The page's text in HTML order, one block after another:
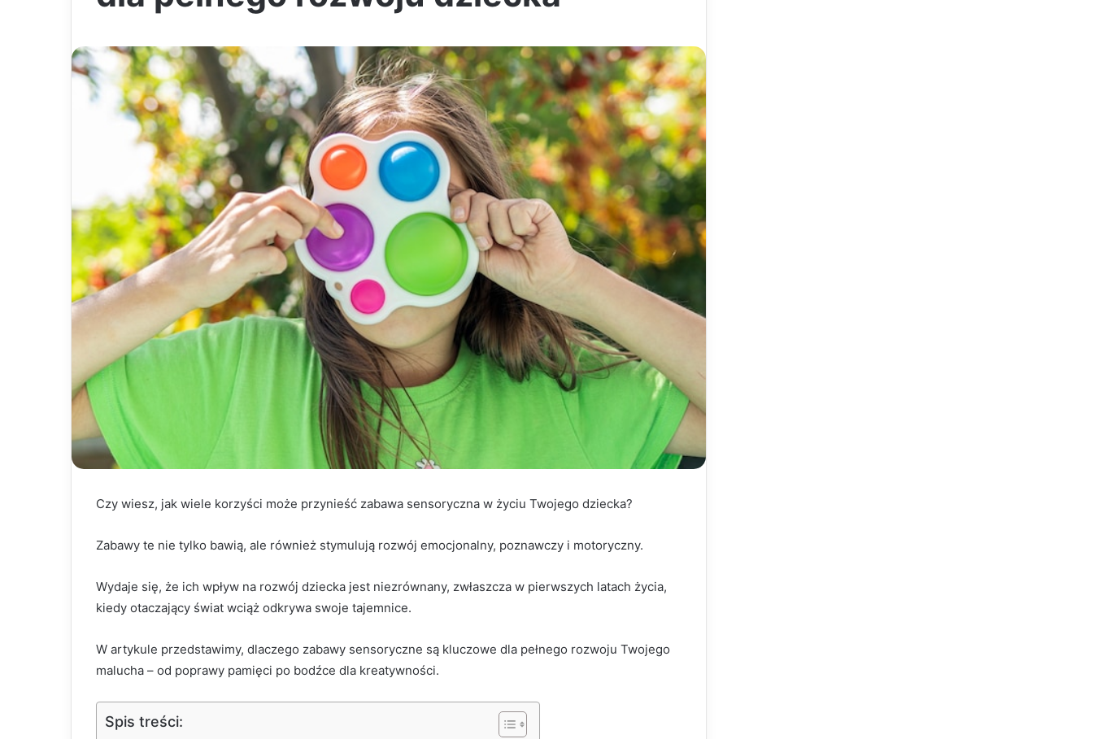
Czy wiesz, jak wiele korzyści może przynieść zabawa sensoryczna w życiu Twojego dziecka?
Zabawy te nie tylko bawią, ale również stymulują rozwój emocjonalny, poznawczy i motoryczny.
Wydaje się, że ich wpływ na rozwój dziecka jest niezrównany, zwłaszcza w pierwszych latach życia,
kiedy otaczający świat wciąż odkrywa swoje tajemnice.
W artykule przedstawimy, dlaczego zabawy sensoryczne są kluczowe dla pełnego rozwoju Twojego
malucha – od poprawy pamięci po bodźce dla kreatywności.
Spis treści: